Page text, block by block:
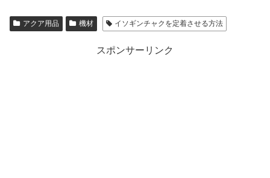
アクア用品 機材 イソギンチャクを定着させる方法
スポンサーリンク